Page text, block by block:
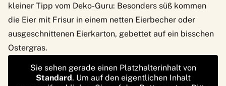
kleiner Tipp vom Deko-Guru: Besonders süß kommen
die Eier mit Frisur in einem netten Eierbecher oder
ausgeschnittenen Eierkarton, gebettet auf ein bisschen
Ostergras.
Sie sehen gerade einen Platzhalterinhalt von
Standard. Um auf den eigentlichen Inhalt